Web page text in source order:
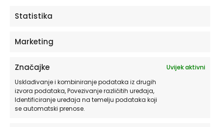
Statistika
Marketing
Značajke
Uvijek aktivni
Usklađivanje i kombiniranje podataka iz drugih
izvora podataka, Povezivanje različitih uređaja,
Identificiranje uređaja na temelju podataka koji
se automatski prenose.
Morate biti